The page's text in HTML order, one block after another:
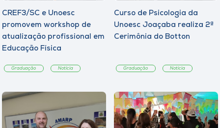
CREF3/SC e Unoesc
promovem workshop de
atualização profissional em
Educação Física
Graduação Notícia
Curso de Psicologia da
Unoesc Joaçaba realiza 2ª
Cerimônia do Botton
Graduação Notícia